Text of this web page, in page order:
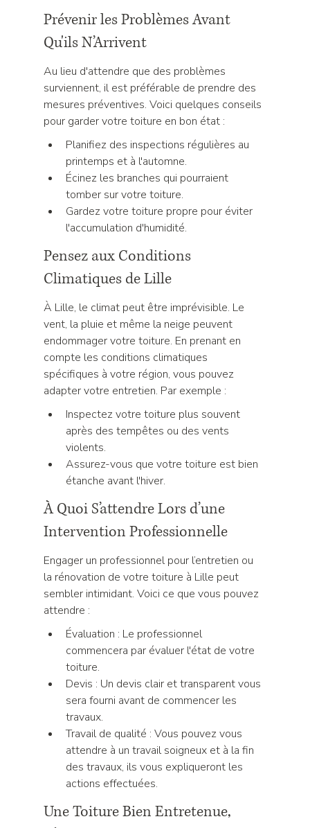
Prévenir les Problèmes Avant
Qu'ils N’Arrivent
Au lieu d'attendre que des problèmes
surviennent, il est préférable de prendre des
mesures préventives. Voici quelques conseils
pour garder votre toiture en bon état :
Planifiez des inspections régulières au
printemps et à l'automne.
Écinez les branches qui pourraient
tomber sur votre toiture.
Gardez votre toiture propre pour éviter
l'accumulation d'humidité.
Pensez aux Conditions
Climatiques de Lille
À Lille, le climat peut être imprévisible. Le
vent, la pluie et même la neige peuvent
endommager votre toiture. En prenant en
compte les conditions climatiques
spécifiques à votre région, vous pouvez
adapter votre entretien. Par exemple :
Inspectez votre toiture plus souvent
après des tempêtes ou des vents
violents.
Assurez-vous que votre toiture est bien
étanche avant l'hiver.
À Quoi S’attendre Lors d’une
Intervention Professionnelle
Engager un professionnel pour l’entretien ou
la rénovation de votre toiture à Lille peut
sembler intimidant. Voici ce que vous pouvez
attendre :
Évaluation : Le professionnel
commencera par évaluer l'état de votre
toiture.
Devis : Un devis clair et transparent vous
sera fourni avant de commencer les
travaux.
Travail de qualité : Vous pouvez vous
attendre à un travail soigneux et à la fin
des travaux, ils vous expliqueront les
actions effectuées.
Une Toiture Bien Entretenue,